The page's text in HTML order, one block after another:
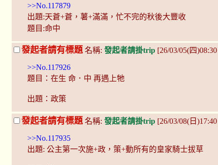
>>No.117879
出題:天蒼+蒼，薯+滿滿，忙不完的秋後大豐收
題目:命中
發起者請有標題名稱: 發起者請掛trip [26/03/05(四
>>No.117926
題目：在生 命．中 再遇上牠
出題：政策
發起者請有標題 名稱: 發起者請掛trip [26/03/08(日
>>No.117935
出題: 公主第一次施+政，策+動所有的皇家騎士拔草